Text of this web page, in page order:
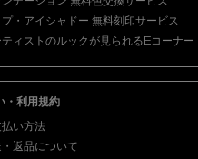
プ・アイシャドー 無料刻印サービス
ティストのルックが見られるEコーナー
・利用規約
払い方法
・返品について